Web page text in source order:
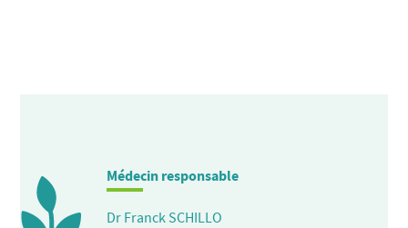
Médecin responsable
Dr Franck SCHILLO